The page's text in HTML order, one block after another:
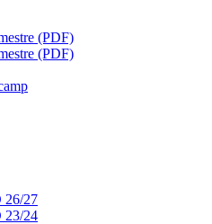
(PDF)
(PDF)
26/27
23/24